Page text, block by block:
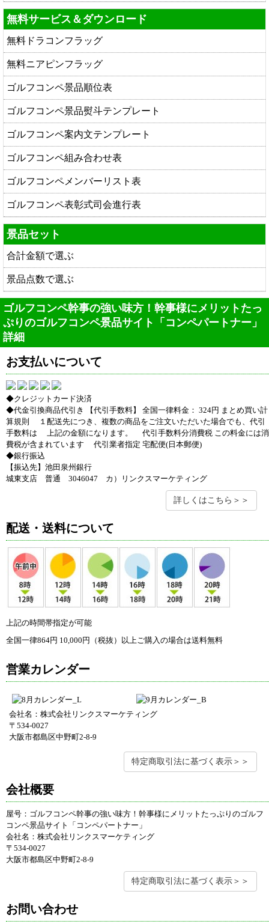
無料サービス＆ダウンロード
無料ドラコンフラッグ
無料ニアピンフラッグ
ゴルフコンペ景品順位表
ゴルフコンペ景品熨斗テンプレート
ゴルフコンペ案内文テンプレート
ゴルフコンペ組み合わせ表
ゴルフコンペメンバーリスト表
ゴルフコンペ表彰式司会進行表
景品セット
合計金額で選ぶ
景品点数で選ぶ
ゴルフコンペ幹事の強い味方！幹事様にメリットたっ
ぷりのゴルフコンペ景品サイト「コンペパートナー」
詳細
お支払いについて
◆クレジットカード決済
◆代金引換商品代引き 【代引手数料】 全国一律料金： 324円 まとめ買い計
算規則 １配送先につき、複数の商品をご注文いただいた場合でも、代引
手数料は 上記の金額になります。 代引手数料分消費税 この料金には消
費税が含まれています 代引業者指定 宅配便(日本郵便)
◆銀行振込
【振込先】池田泉州銀行
城東支店 普通 3046047 カ）リンクスマーケティング
詳しくはこちら＞＞
配送・送料について
上記の時間帯指定が可能
全国一律864円 10,000円（税抜）以上ご購入の場合は送料無料
営業カレンダー
会社名：株式会社リンクスマーケティング
〒534-0027
大阪市都島区中野町2-8-9
特定商取引法に基づく表示＞＞
会社概要
屋号：ゴルフコンペ幹事の強い味方！幹事様にメリットたっぷりのゴルフ
コンペ景品サイト「コンペパートナー」
会社名：株式会社リンクスマーケティング
〒534-0027
大阪市都島区中野町2-8-9
特定商取引法に基づく表示＞＞
お問い合わせ